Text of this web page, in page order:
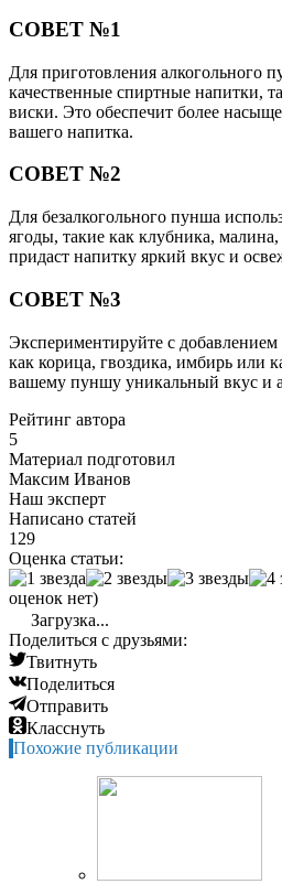
СОВЕТ №1
Для приготовления алкогольного
качественные спиртные напитки,
виски. Это обеспечит более
вашего напитка.
СОВЕТ №2
Для безалкогольного пунша
ягоды, такие как клубника,
придаст напитку яркий вкус и
СОВЕТ №3
Экспериментируйте с
как корица, гвоздика, имбирь или
вашему пуншу уникальный вкус и
Рейтинг автора
5
Материал подготовил
Максим Иванов
Наш эксперт
Написано статей
129
Оценка статьи:
оценок нет)
Загрузка...
Поделиться с друзьями:
Твитнуть
Поделиться
Отправить
Класснуть
Похожие публикации